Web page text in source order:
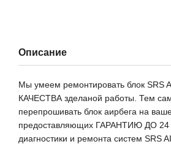
Описание
Мы умеем ремонтировать блок SRS
КАЧЕСТВА зделаной работы. Тем
перепрошивать блок аирбега на
предоставляющих ГАРАНТИЮ ДО 24
диагностики и ремонта систем SRS